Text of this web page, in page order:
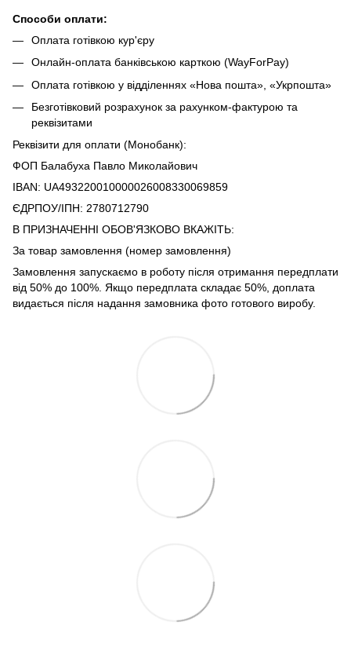
Способи оплати:
Оплата готівкою кур'єру
Онлайн-оплата банківською карткою (WayForPay)
Оплата готівкою у відділеннях «Нова пошта», «Укрпошта»
Безготівковий розрахунок за рахунком-фактурою та
реквізитами
Реквізити для оплати (Монобанк):
ФОП Балабуха Павло Миколайович
IBAN: UA493220010000026008330069859
ЄДРПОУ/ІПН: 2780712790
В ПРИЗНАЧЕННІ ОБОВ'ЯЗКОВО ВКАЖІТЬ:
За товар замовлення (номер замовлення)
Замовлення запускаємо в роботу після отримання передплати
від 50% до 100%. Якщо передплата складає 50%, доплата
видається після надання замовника фото готового виробу.